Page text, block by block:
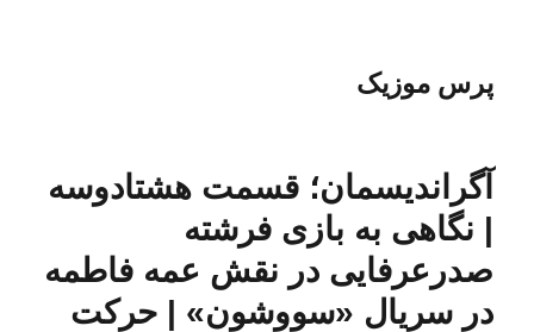
پرس موزیک
آگراندیسمان؛ قسمت هشتادوسه
| نگاهی به بازی فرشته
صدرعرفایی در نقش عمه فاطمه
در سریال «سووشون» | حرکت